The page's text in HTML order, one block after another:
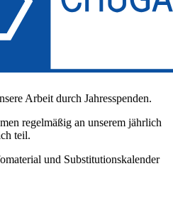
Arbeit durch Jahresspenden.
regelmäßig an unserem jährlich
teil.
und Substitutionskalender